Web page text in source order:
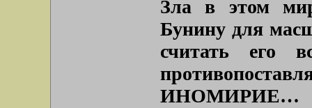
Зла в этом
Бунину для
считать его
ИНОМИРИЕ…